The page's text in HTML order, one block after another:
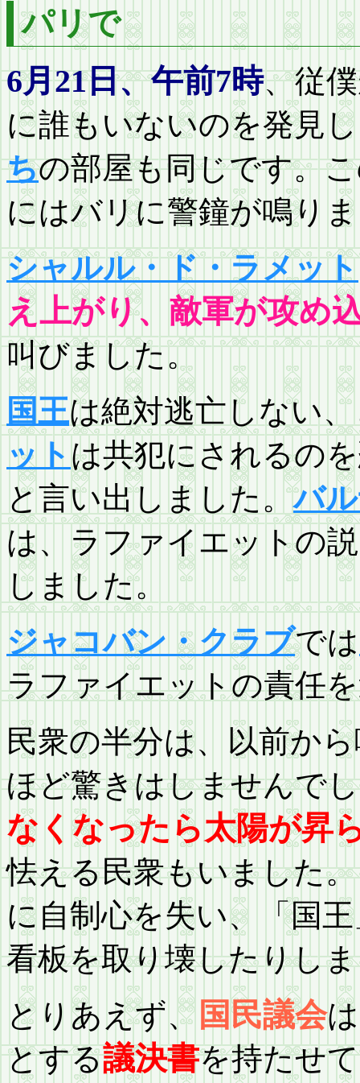
パリで
6月21日、午前7時、従
に誰もいないのを発見
ちの部屋も同じです。
にはバリに警鐘が鳴り
シャルル・ド・ラメット
え上がり、敵軍が攻め
叫びました。
国王は絶対逃亡しない
ット は共犯にされるの
と言い出しました。バ
は、ラファイエットの
しました。
ジャコバン・クラブでは
ラファイエットの責任
民衆の半分は、以前か
ほど驚きはしませんで
なくなったら太陽が昇
怯える民衆もいました
に自制心を失い、「国
看板を取り壊したりし
とりあえず、 国民議会
とする議決書を持たせ